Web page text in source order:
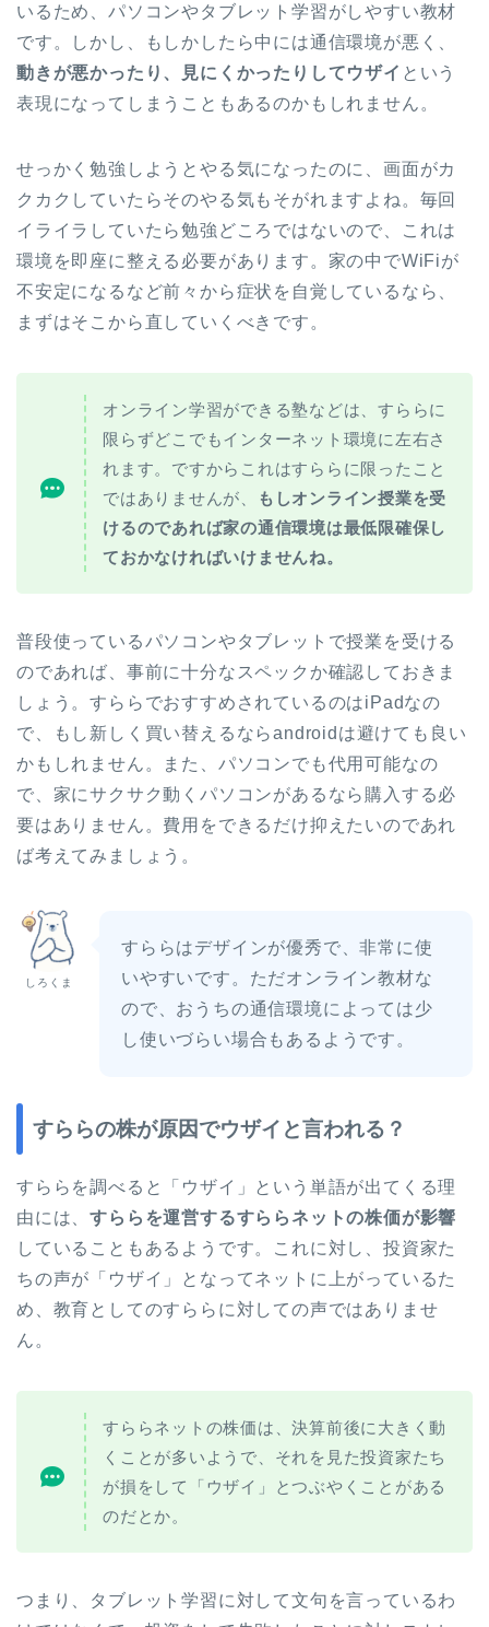
いるため、パソコンやタブレット学習がしやすい教材
です。しかし、もしかしたら中には通信環境が悪く、
動きが悪かったり、見にくかったりしてウザイ という
表現になってしまうこともあるのかもしれません。
せっかく勉強しようとやる気になったのに、画面がカ
クカクしていたらそのやる気もそがれますよね。毎回
イライラしていたら勉強どころではないので、これは
環境を即座に整える必要があります。家の中でWiFiが
不安定になるなど前々から症状を自覚しているなら、
まずはそこから直していくべきです。
オンライン学習ができる塾などは、すららに
限らずどこでもインターネット環境に左右さ
れます。ですからこれはすららに限ったこと
ではありませんが、
もしオンライン授業を受
けるのであれば家の通信環境は最低限確保し
ておかなければいけませんね。
普段使っているパソコンやタブレットで授業を受ける
のであれば、事前に十分なスペックか確認しておきま
しょう。すららでおすすめされているのはiPadなの
で、もし新しく買い替えるならandroidは避けても良い
かもしれません。また、パソコンでも代用可能なの
で、家にサクサク動くパソコンがあるなら購入する必
要はありません。費用をできるだけ抑えたいのであれ
ば考えてみましょう。
しろくま
すららはデザインが優秀で、非常に使
いやすいです。ただオンライン教材な
ので、おうちの通信環境によっては少
し使いづらい場合もあるようです。
すららの株が原因でウザイと言われる？
すららを調べると「ウザイ」という単語が出てくる理
由には、すららを運営するすららネットの株価が影響
していることもあるようです。これに対し、投資家た
ちの声が「ウザイ」となってネットに上がっているた
め、教育としてのすららに対しての声ではありませ
ん。
すららネットの株価は、決算前後に大きく動
くことが多いようで、それを見た投資家たち
が損をして「ウザイ」とつぶやくことがある
のだとか。
つまり、タブレット学習に対して文句を言っているわ